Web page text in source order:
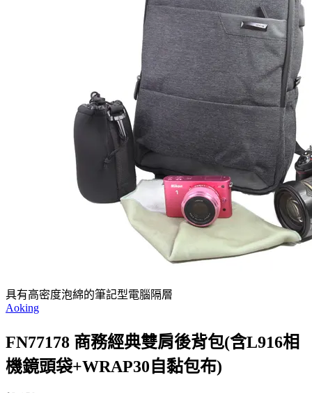
具有高密度泡綿的筆記型電腦隔層
Aoking
FN77178 商務經典雙肩後背包(含L916相
機鏡頭袋+WRAP30自黏包布)